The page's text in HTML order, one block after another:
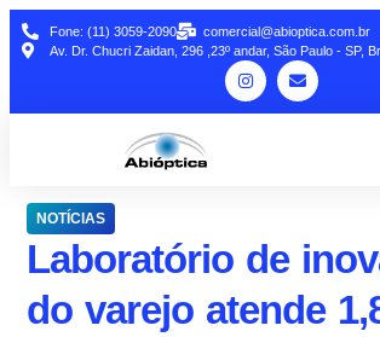
Fone: (11) 3059-2090
comercial@abioptica.com.br
Av. Dr. Chucri Zaidan, 296 ,23º andar, São Paulo - SP,
NOTÍCIAS
Laboratório de
do varejo atende